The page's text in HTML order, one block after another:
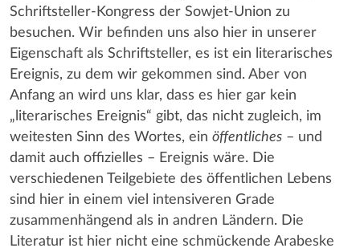
Schriftsteller-Kongress der Sowjet-Union zu
besuchen. Wir befinden uns also hier in unserer
Eigenschaft als Schriftsteller, es ist ein literarisches
Ereignis, zu dem wir gekommen sind. Aber von
Anfang an wird uns klar, dass es hier gar kein
„literarisches Ereignis“ gibt, das nicht zugleich, im
weitesten Sinn des Wortes, ein öffentliches – und
damit auch offizielles – Ereignis wäre. Die
verschiedenen Teilgebiete des öffentlichen Lebens
sind hier in einem viel intensiveren Grade
zusammenhängend als in andren Ländern. Die
Literatur ist hier nicht eine schmückende Arabeske